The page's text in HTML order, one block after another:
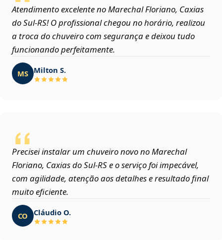
Atendimento excelente no Marechal Floriano, Caxias
do Sul‑RS! O profissional chegou no horário, realizou
a troca do chuveiro com segurança e deixou tudo
funcionando perfeitamente.
MS Milton S.
Precisei instalar um chuveiro novo no Marechal
Floriano, Caxias do Sul‑RS e o serviço foi impecável,
com agilidade, atenção aos detalhes e resultado final
muito eficiente.
CO Cláudio O.